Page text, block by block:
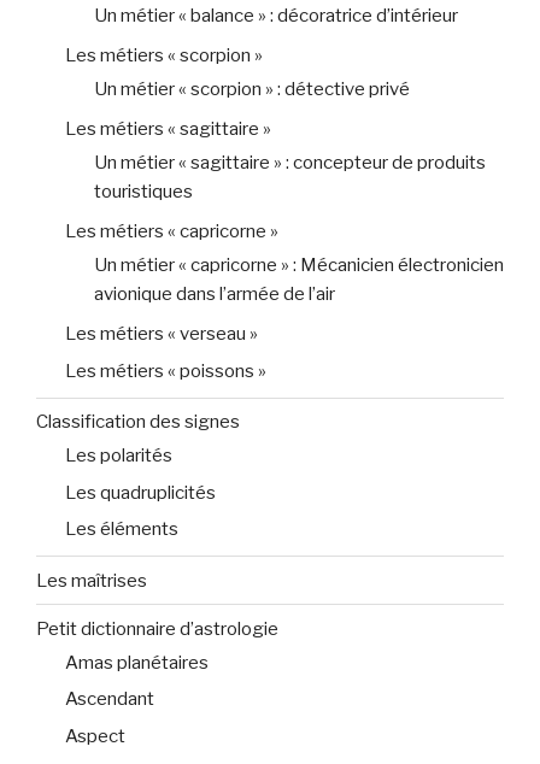
Un métier « balance » : décoratrice d’intérieur
Les métiers « scorpion »
Un métier « scorpion » : détective privé
Les métiers « sagittaire »
Un métier « sagittaire » : concepteur de produits
touristiques
Les métiers « capricorne »
Un métier « capricorne » : Mécanicien électronicien
avionique dans l’armée de l’air
Les métiers « verseau »
Les métiers « poissons »
Classification des signes
Les polarités
Les quadruplicités
Les éléments
Les maîtrises
Petit dictionnaire d’astrologie
Amas planétaires
Ascendant
Aspect